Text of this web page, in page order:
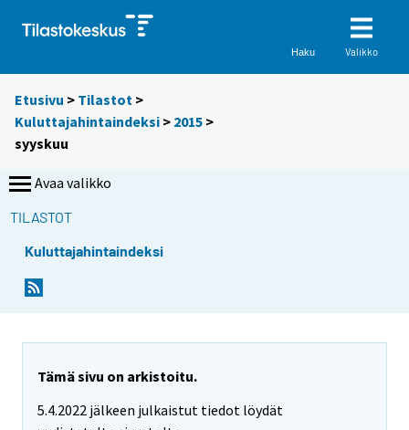
Haku Valikko
Etusivu > Tilastot >
Kuluttajahintaindeksi > 2015 >
syyskuu
Avaa valikko
TILASTOT
Kuluttajahintaindeksi
Tämä sivu on arkistoitu.
5.4.2022 jälkeen julkaistut tiedot löydät